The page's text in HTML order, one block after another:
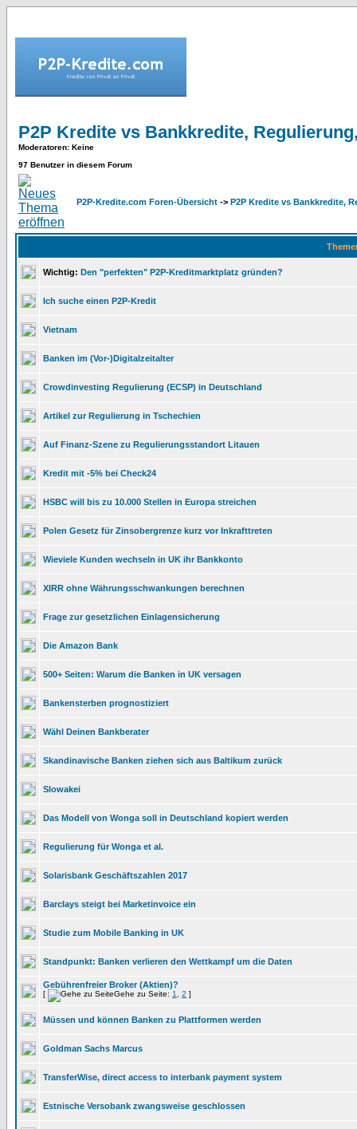
P2P Kredite vs Bankkredite,
Moderatoren: Keine
97 Benutzer in diesem Forum
P2P-Kredite.com Foren-Übersicht -> P2P Kredite vs Bankkredite,
Wichtig: Den "perfekten" P2P-Kreditmarktplatz gründen?
Ich suche einen P2P-Kredit
Vietnam
Banken im (Vor-)Digitalzeitalter
Crowdinvesting Regulierung (ECSP) in Deutschland
Artikel zur Regulierung in Tschechien
Auf Finanz-Szene zu Regulierungsstandort Litauen
Kredit mit -5% bei Check24
HSBC will bis zu 10.000 Stellen in Europa streichen
Polen Gesetz für Zinsobergrenze kurz vor Inkrafttreten
Wieviele Kunden wechseln in UK ihr Bankkonto
XIRR ohne Währungsschwankungen berechnen
Frage zur gesetzlichen Einlagensicherung
Die Amazon Bank
500+ Seiten: Warum die Banken in UK versagen
Bankensterben prognostiziert
Wähl Deinen Bankberater
Skandinavische Banken ziehen sich aus Baltikum zurück
Slowakei
Das Modell von Wonga soll in Deutschland kopiert werden
Regulierung für Wonga et al.
Solarisbank Geschäftszahlen 2017
Barclays steigt bei Marketinvoice ein
Studie zum Mobile Banking in UK
Standpunkt: Banken verlieren den Wettkampf um die Daten
Gebührenfreier Broker (Aktien)?
[ Gehe zu Seite: 1 2 ]
Müssen und können Banken zu Plattformen werden
Goldman Sachs Marcus
TransferWise, direct access to interbank payment system
Estnische Versobank zwangsweise geschlossen